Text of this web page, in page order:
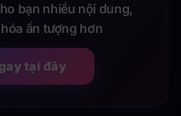
bạn nhiều nội dung,
ấn tượng hơn
tại đây